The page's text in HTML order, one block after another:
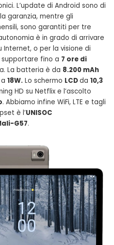
L’update di Android sono di
garanzia, mentre gli
sono garantiti per tre
è in grado di arrivare
Internet, o per la visione di
supportare fino a 7 ore di
La batteria è da 8.200 mAh
18W. Lo schermo LCDda 10,3
HD su Netflix e l’ascolto
. Abbiamo infine WiFi, LTE e tagli
è l’UNISOC
G57.